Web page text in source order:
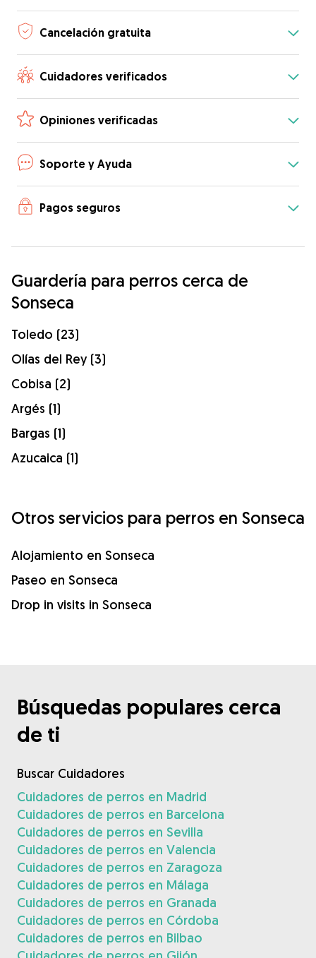
Cancelación gratuita
Cuidadores verificados
Opiniones verificadas
Soporte y Ayuda
Pagos seguros
Guardería para perros cerca de
Sonseca
Toledo (23)
Olías del Rey (3)
Cobisa (2)
Argés (1)
Bargas (1)
Azucaica (1)
Otros servicios para perros en Sonseca
Alojamiento en Sonseca
Paseo en Sonseca
Drop in visits in Sonseca
Búsquedas populares cerca
de ti
Buscar Cuidadores
Cuidadores de perros en Madrid
Cuidadores de perros en Barcelona
Cuidadores de perros en Sevilla
Cuidadores de perros en Valencia
Cuidadores de perros en Zaragoza
Cuidadores de perros en Málaga
Cuidadores de perros en Granada
Cuidadores de perros en Córdoba
Cuidadores de perros en Bilbao